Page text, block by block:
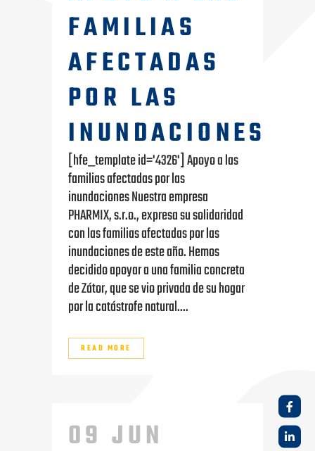
FAMILIAS
AFECTADAS
POR LAS
INUNDACIONES
[hfe_template id='4326'] Apoyo a las
familias afectadas por las
inundaciones Nuestra empresa
PHARMIX, s.r.o., expresa su solidaridad
con las familias afectadas por las
inundaciones de este año. Hemos
decidido apoyar a una familia concreta
de Zátor, que se vio privada de su hogar
por la catástrofe natural....
READ MORE
09 JUN